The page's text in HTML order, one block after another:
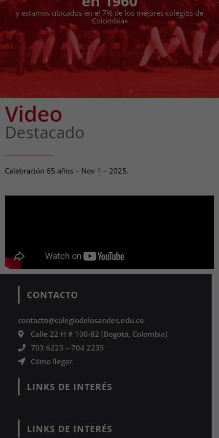
Colegio de los Andes
Leer más
de noveno
Celebración Cultural – 65 Años del
Sinfónica de Bogotá en el Colegio de
Los Andes / Concierto «Carmen» de
Iniciativa “Teddy Bear Hospital” en
nuestro Colegio
Preparados y seguros / Simulacro
y estamos ubicados en el 7% de los mejores colegios de
Colombia»
Video
Destacado
Celebración 65 años – Nov 1 – 2025.
CONTACTO
contacto@colegiodelosandes.edu.co
Calle 22 H # 100-82 (Bogotá, Colombia)
703 6223 – 704 2235
Cómo llegar
LINKS DE INTERÉS
LINKS DE INTERÉS